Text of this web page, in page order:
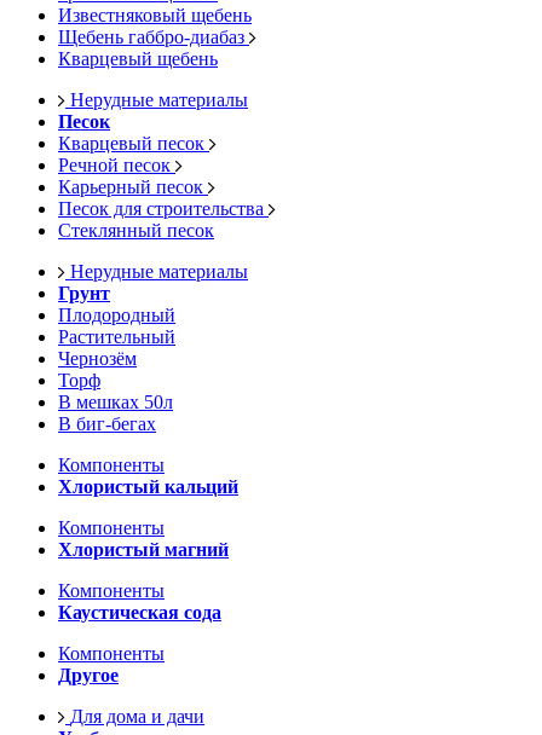
Известняковый щебень
Щебень габбро-диабаз
Кварцевый щебень
Нерудные материалы
Песок
Кварцевый песок
Речной песок
Карьерный песок
Песок для строительства
Стеклянный песок
Нерудные материалы
Грунт
Плодородный
Растительный
Чернозём
Торф
В мешках 50л
В биг-бегах
Компоненты
Хлористый кальций
Компоненты
Хлористый магний
Компоненты
Каустическая сода
Компоненты
Другое
Для дома и дачи